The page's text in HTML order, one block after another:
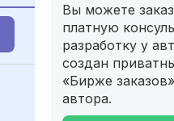
Вы можете
платную
разработку у
создан
«Бирже
автора.